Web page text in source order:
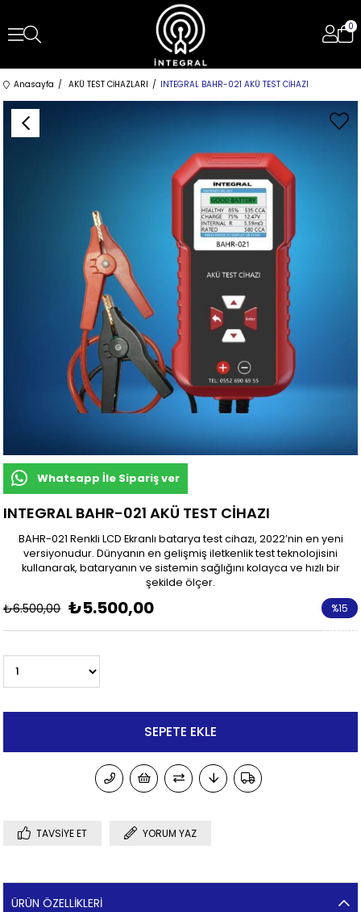
0
Anasayfa AKÜ TEST CİHAZLARI INTEGRAL BAHR-021 AKÜ TEST CİHAZI
Whatsapp İle Sipariş ver
INTEGRAL BAHR-021 AKÜ TEST CİHAZI
BAHR-021 Renkli LCD Ekranlı batarya test cihazı, 2022’nin en yeni
versiyonudur. Dünyanın en gelişmiş iletkenlik test teknolojisini
kullanarak, bataryanın ve sistemin sağlığını kolayca ve hızlı bir
şekilde ölçer.
₺6.500,00 ₺5.500,00 %15
İndirim
TAVSIYE ET YORUM YAZ
ÜRÜN ÖZELLIKLERI